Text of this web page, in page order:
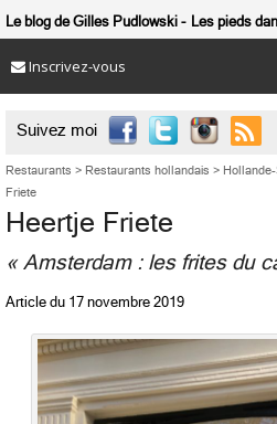
Le blog de Gilles Pudlowski Les pieds
Inscrivez-vous
Suivez moi 
Restaurants > Restaurants hollandais >
Friete
Heertje Friete
« Amsterdam : les frites du
Article du 17 novembre 2019